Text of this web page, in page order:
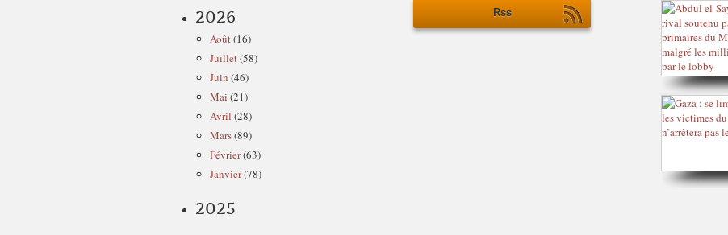
2026
Août(16)
Juillet(58)
Juin (46)
Mai (21)
Avril (28)
Mars(89)
Février(63)
Janvier(78)
2025
Rss